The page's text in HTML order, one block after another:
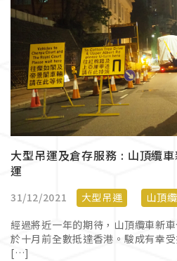
大型吊運及倉存服務 : 山頂纜
運
31/12/2021 大型吊運
山頂
經過將近一年的期待，山頂纜車新
於十月前全數抵達香港。駿成有幸
[…]